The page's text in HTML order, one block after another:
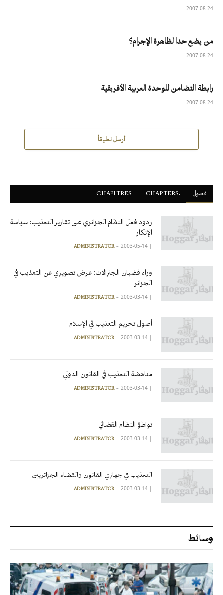
2007-08-24
من يضع حدا لظاهرة الإجرام؟
2007-08-24
رابطة التضامن للوحدة العربية الأفريقية
2007-08-24
أرسل تعليقاً
فصول CHAPITRES
ردود فعل النظام الجزائري على تقارير التعذيب: سياسة
الإنكار
|
ADMINISTRATOR 2003-05-14
وراء قضبان الجنرالات: عرض تصويري عن التعذيب في
الجزائر
|
ADMINISTRATOR 2003-03-14
أصول تحريم التعذيب في الإسلام
|
ADMINISTRATOR 2003-03-14
مناهضة التعذيب في القانون الدولي
|
ADMINISTRATOR 2003-03-14
تواطؤ النظام القضائي
|
ADMINISTRATOR 2003-03-14
التعذيب في جهازي القانون والقضاء الجزائريين
|
ADMINISTRATOR 2003-03-14
وسائط